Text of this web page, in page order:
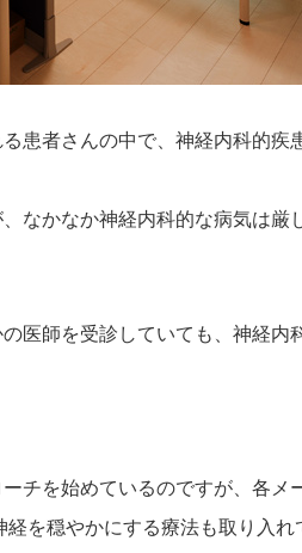
患者さんの中で、神経内科的疾
なかなか神経内科的な病気は厳
医師を受診していても、神経内
チを始めているのですが、各メ
を穏やかにする療法も取り入れ